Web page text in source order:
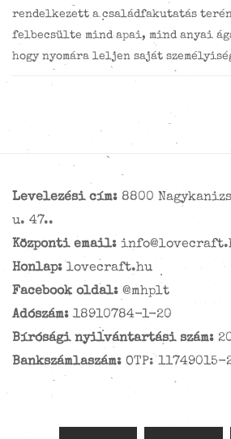
rendelkezett a családfakutatás
felbecsülte mind apai, mind anyai
hogy nyomára leljen saját
Levelezési cím: 8800
u. 47..
Központi email:
Honlap: lovecraft.hu
Facebook oldal: @mhplt
Adószám: 18910784-1-20
Bírósági nyilvántartási szám:
Bankszámlaszám: OTP: 11749015-